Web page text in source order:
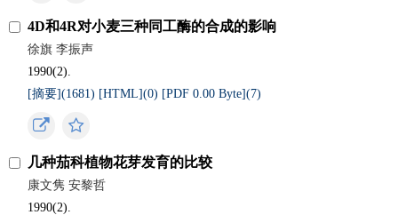
4D和4R对小麦三种同工酶的合成的影响
徐旗 李振声
1990(2).
[摘要](1681) [HTML](0) [PDF 0.00 Byte](7)
几种茄科植物花芽发育的比较
康文隽 安黎哲
1990(2).